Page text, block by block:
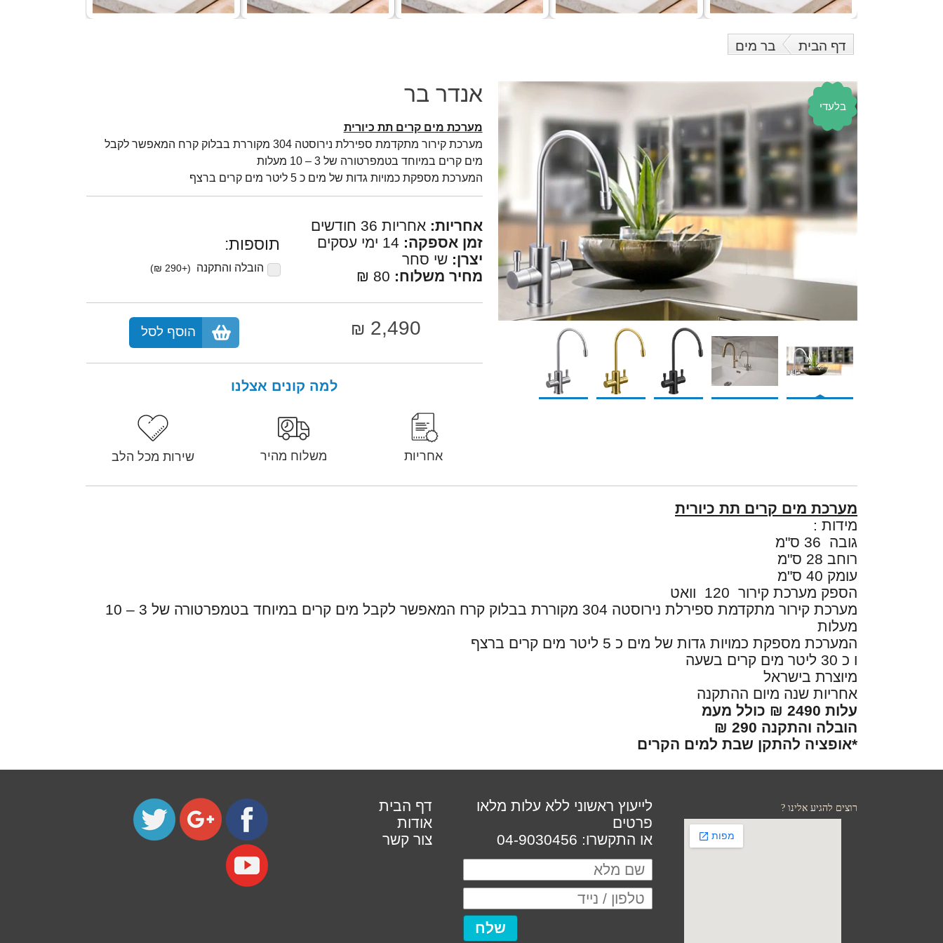
דף הבית בר מים
בלעדי אנדר בר
מערכת מים קרים תת כיורית
מערכת קירור מתקדמת ספירלת נירוסטה 304 מקוררת בבלוק קרח המאפשר לקבל
מים קרים במיוחד בטמפרטורה של 3 – 10 מעלות
המערכת מספקת כמויות גדות של מים כ 5 ליטר מים קרים ברצף
אחריות: אחריות 36 חודשים
זמן אספקה: 14 ימי עסקים
יצרן: שי סחר
מחיר משלוח: 80 ₪
תוספות:
הובלה והתקנה ‏ (+290 ₪)
2,490
₪ הוסף לסל
למה קונים אצלנו
אחריות משלוח מהיר שירות מכל הלב
מערכת מים קרים תת כיורית
מידות :
גובה 36 ס"מ
רוחב 28 ס"מ
עומק 40 ס"מ
הספק מערכת קירור 120 וואט
מערכת קירור מתקדמת ספירלת נירוסטה 304 מקוררת בבלוק קרח המאפשר לקבל מים קרים במיוחד בטמפרטורה של 3 – 10
מעלות
המערכת מספקת כמויות גדות של מים כ 5 ליטר מים קרים ברצף
ו כ 30 ליטר מים קרים בשעה
מיוצרת בישראל
אחריות שנה מיום ההתקנה
עלות 2490 ₪ כולל מעמ
הובלה והתקנה 290 ₪
*אופציה להתקן שבת למים הקרים
רוצים להגיע אלינו ?
לייעוץ ראשוני ללא עלות מלאו
פרטים
או התקשרו: 04-9030456
שלח
דף הבית
אודות
צור קשר